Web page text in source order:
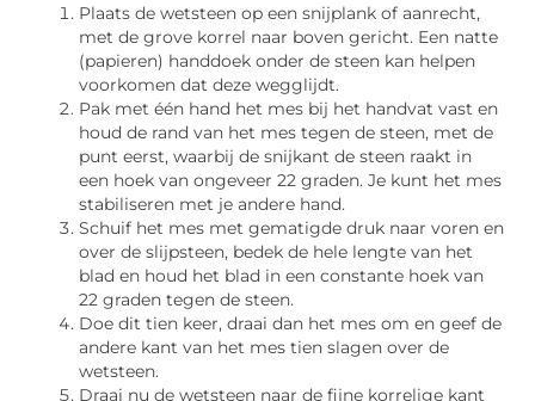
Plaats de wetsteen op een snijplank of aanrecht,
met de grove korrel naar boven gericht. Een natte
(papieren) handdoek onder de steen kan helpen
voorkomen dat deze wegglijdt.
Pak met één hand het mes bij het handvat vast en
houd de rand van het mes tegen de steen, met de
punt eerst, waarbij de snijkant de steen raakt in
een hoek van ongeveer 22 graden. Je kunt het mes
stabiliseren met je andere hand.
Schuif het mes met gematigde druk naar voren en
over de slijpsteen, bedek de hele lengte van het
blad en houd het blad in een constante hoek van
22 graden tegen de steen.
Doe dit tien keer, draai dan het mes om en geef de
andere kant van het mes tien slagen over de
wetsteen.
Draai nu de wetsteen naar de fijne korrelige kant